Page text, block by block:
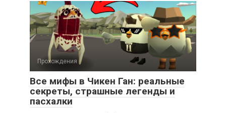
Прохождения
Все мифы в Чикен Ган: реальные
секреты, страшные легенды и
пасхалки